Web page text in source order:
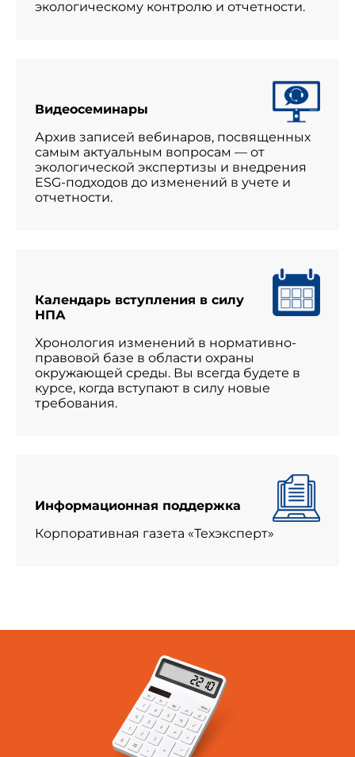
экологическому контролю и отчетности.
Видеосеминары
Архив записей вебинаров, посвященных
самым актуальным вопросам — от
экологической экспертизы и внедрения
ESG-подходов до изменений в учете и
отчетности.
Календарь вступления в силу
НПА
Хронология изменений в нормативно-
правовой базе в области охраны
окружающей среды. Вы всегда будете в
курсе, когда вступают в силу новые
требования.
Информационная поддержка
Корпоративная газета «Техэксперт»